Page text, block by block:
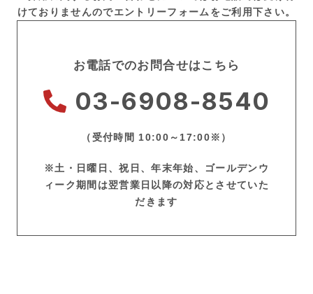
けておりませんのでエントリーフォームをご利用下さい。
お電話でのお問合せはこちら
03-6908-8540
（受付時間 10:00～17:00※）
※土・日曜日、祝日、年末年始、ゴールデンウ
ィーク期間は翌営業日以降の対応とさせていた
だきます